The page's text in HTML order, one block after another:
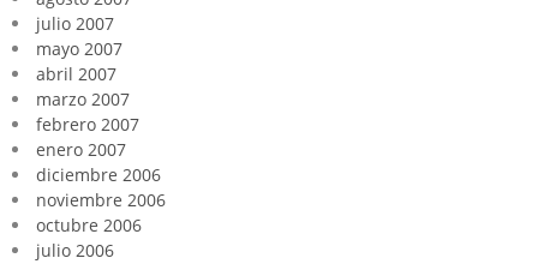
julio 2007
mayo 2007
abril 2007
marzo 2007
febrero 2007
enero 2007
diciembre 2006
noviembre 2006
octubre 2006
julio 2006